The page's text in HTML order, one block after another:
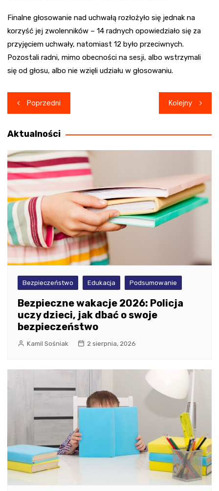
Finalne głosowanie nad uchwałą rozłożyło się jednak na
korzyść jej zwolenników – 14 radnych opowiedziało się za
przyjęciem uchwały, natomiast 12 było przeciwnych.
Pozostali radni, mimo obecności na sesji, albo wstrzymali
się od głosu, albo nie wzięli udziału w głosowaniu.
Nawigacja
wpisu
Poprzedni Kolejny
Aktualności
Bezpieczeństwo Edukacja Podsumowanie
Bezpieczne wakacje 2026: Policja
uczy dzieci, jak dbać o swoje
bezpieczeństwo
Kamil Sośniak 2 sierpnia, 2026